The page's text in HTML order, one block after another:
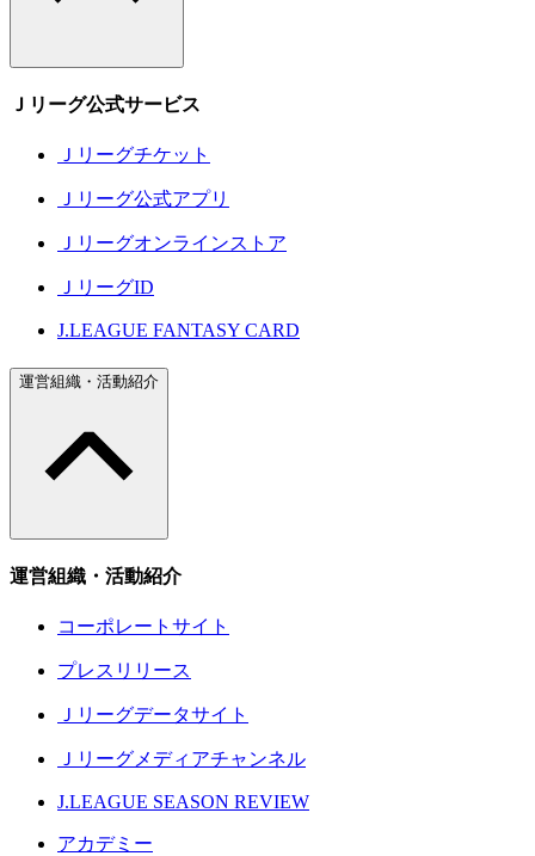
Ｊリーグ公式サービス
Ｊリーグチケット
Ｊリーグ公式アプリ
Ｊリーグオンラインストア
ＪリーグID
J.LEAGUE FANTASY CARD
運営組織・活動紹介
運営組織・活動紹介
コーポレートサイト
プレスリリース
Ｊリーグデータサイト
Ｊリーグメディアチャンネル
J.LEAGUE SEASON REVIEW
アカデミー